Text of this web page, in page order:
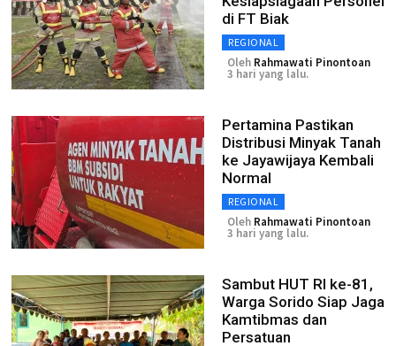
di FT Biak
REGIONAL
Oleh Rahmawati Pinontoan
3 hari yang lalu.
Pertamina Pastikan
Distribusi Minyak Tanah
ke Jayawijaya Kembali
Normal
REGIONAL
Oleh Rahmawati Pinontoan
3 hari yang lalu.
Sambut HUT RI ke-81,
Warga Sorido Siap Jaga
Kamtibmas dan
Persatuan